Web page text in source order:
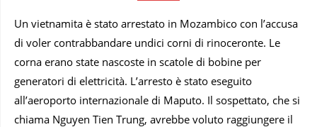
Un vietnamita è stato arrestato in Mozambico con l’accusa
di voler contrabbandare undici corni di rinoceronte. Le
corna erano state nascoste in scatole di bobine per
generatori di elettricità. L’arresto è stato eseguito
all’aeroporto internazionale di Maputo. Il sospettato, che si
chiama Nguyen Tien Trung, avrebbe voluto raggiungere il